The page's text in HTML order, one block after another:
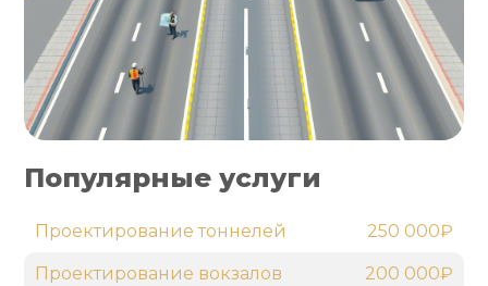
Популярные услуги
Проектирование тоннелей 250 000₽
Проектирование вокзалов 200 000₽